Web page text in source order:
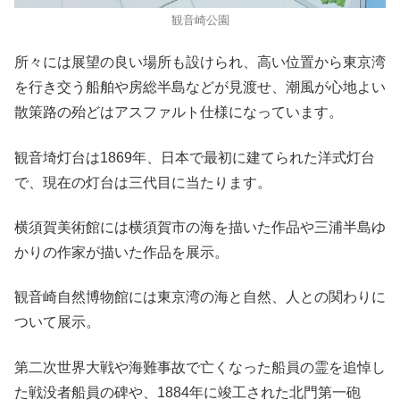
観音崎公園
所々には展望の良い場所も設けられ、高い位置から東京湾
を行き交う船舶や房総半島などが見渡せ、潮風が心地よい
散策路の殆どはアスファルト仕様になっています。
観音埼灯台は1869年、日本で最初に建てられた洋式灯台
で、現在の灯台は三代目に当たります。
横須賀美術館には横須賀市の海を描いた作品や三浦半島ゆ
かりの作家が描いた作品を展示。
観音崎自然博物館には東京湾の海と自然、人との関わりに
ついて展示。
第二次世界大戦や海難事故で亡くなった船員の霊を追悼し
た戦没者船員の碑や、1884年に竣工された北門第一砲